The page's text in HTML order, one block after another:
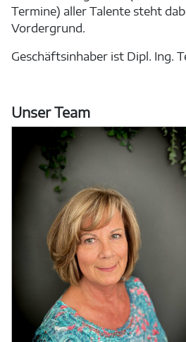
Termine) aller Talente steht
Vordergrund.
Geschäftsinhaber ist Dipl. Ing.
Unser Team